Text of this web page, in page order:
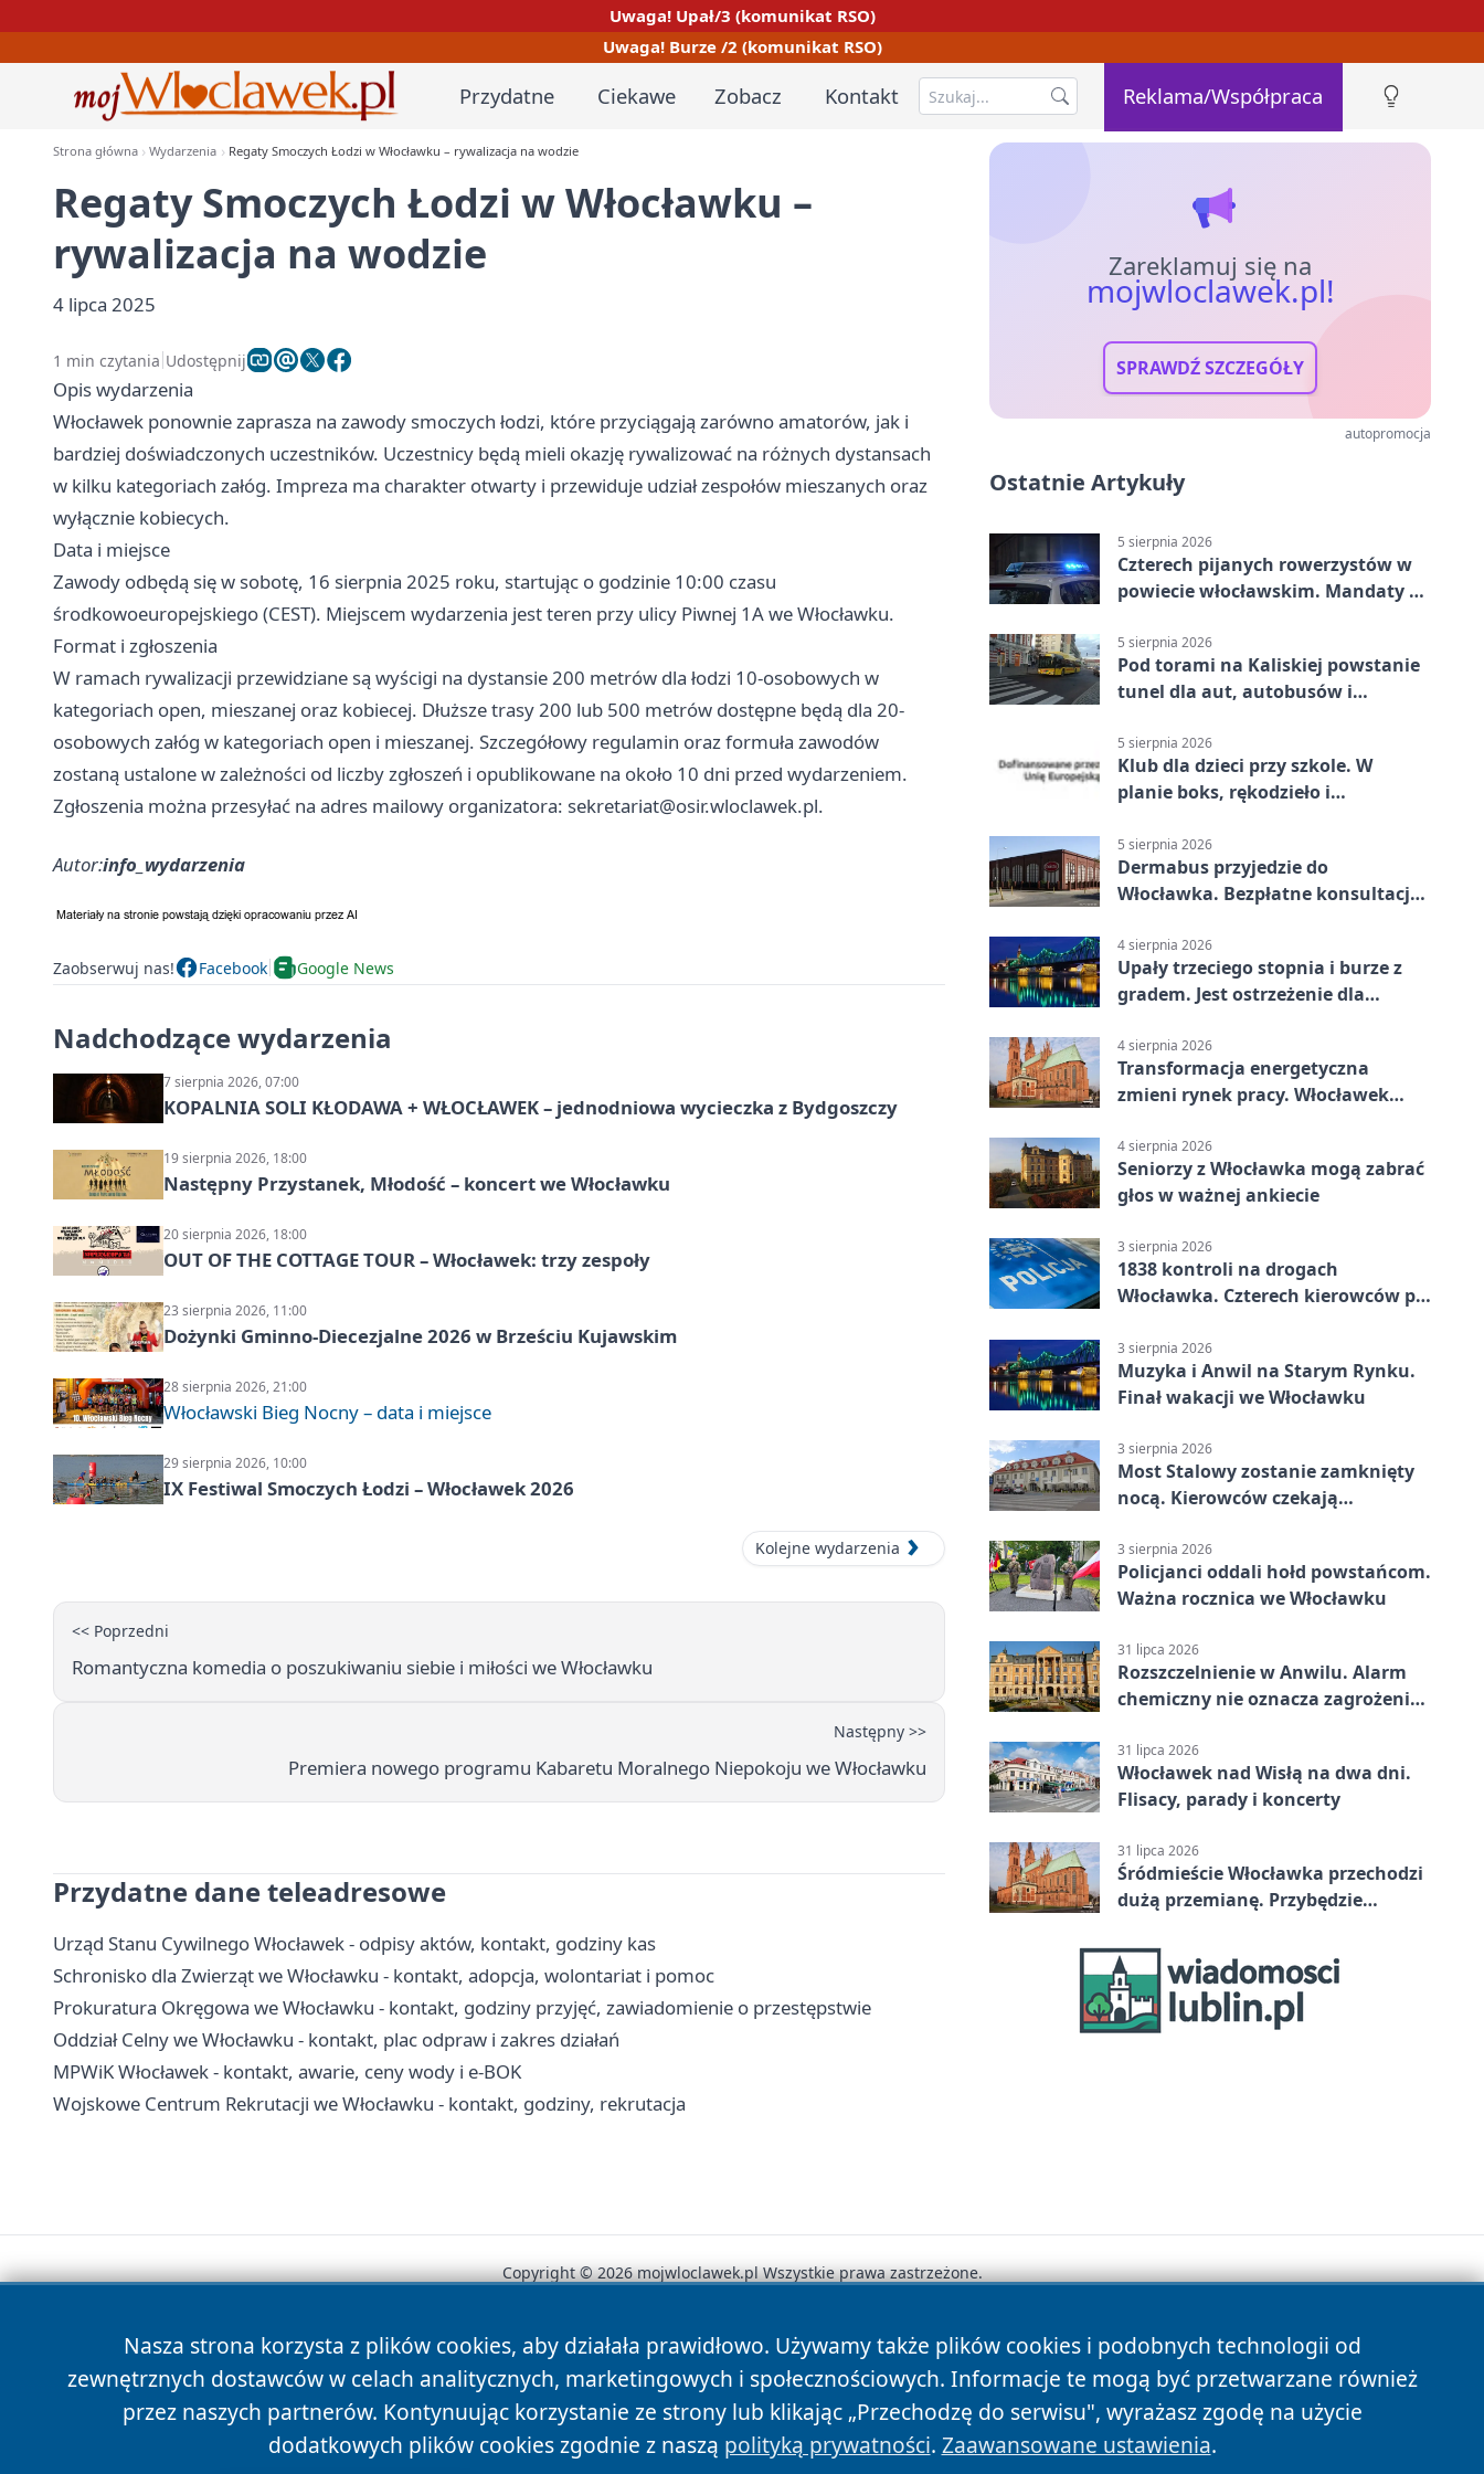
Uwaga! Upał/3 (komunikat RSO)
Uwaga! Burze /2 (komunikat RSO)
Przydatne Ciekawe Zobacz Kontakt Reklama/Współpraca
Strona główna Wydarzenia Regaty Smoczych Łodzi w Włocławku – rywalizacja na wodzie
Regaty Smoczych Łodzi w Włocławku –
rywalizacja na wodzie
4 lipca 2025
1 min czytania Udostępnij
Opis wydarzenia
Włocławek ponownie zaprasza na zawody smoczych łodzi, które przyciągają zarówno amatorów, jak i
bardziej doświadczonych uczestników. Uczestnicy będą mieli okazję rywalizować na różnych dystansach
w kilku kategoriach załóg. Impreza ma charakter otwarty i przewiduje udział zespołów mieszanych oraz
wyłącznie kobiecych.
Data i miejsce
Zawody odbędą się w sobotę, 16 sierpnia 2025 roku, startując o godzinie 10:00 czasu
środkowoeuropejskiego (CEST). Miejscem wydarzenia jest teren przy ulicy Piwnej 1A we Włocławku.
Format i zgłoszenia
W ramach rywalizacji przewidziane są wyścigi na dystansie 200 metrów dla łodzi 10-osobowych w
kategoriach open, mieszanej oraz kobiecej. Dłuższe trasy 200 lub 500 metrów dostępne będą dla 20-
osobowych załóg w kategoriach open i mieszanej. Szczegółowy regulamin oraz formuła zawodów
zostaną ustalone w zależności od liczby zgłoszeń i opublikowane na około 10 dni przed wydarzeniem.
Zgłoszenia można przesyłać na adres mailowy organizatora: sekretariat@osir.wloclawek.pl.
Autor:info_wydarzenia
Zaobserwuj nas! Facebook Google News
Nadchodzące wydarzenia
7 sierpnia 2026, 07:00
KOPALNIA SOLI KŁODAWA + WŁOCŁAWEK – jednodniowa wycieczka z Bydgoszczy
19 sierpnia 2026, 18:00
Następny Przystanek, Młodość – koncert we Włocławku
20 sierpnia 2026, 18:00
OUT OF THE COTTAGE TOUR – Włocławek: trzy zespoły
23 sierpnia 2026, 11:00
Dożynki Gminno-Diecezjalne 2026 w Brześciu Kujawskim
28 sierpnia 2026, 21:00
Włocławski Bieg Nocny – data i miejsce
29 sierpnia 2026, 10:00
IX Festiwal Smoczych Łodzi – Włocławek 2026
Kolejne wydarzenia
<< Poprzedni
Romantyczna komedia o poszukiwaniu siebie i miłości we Włocławku
Następny >>
Premiera nowego programu Kabaretu Moralnego Niepokoju we Włocławku
Przydatne dane teleadresowe
Urząd Stanu Cywilnego Włocławek - odpisy aktów, kontakt, godziny kas
Schronisko dla Zwierząt we Włocławku - kontakt, adopcja, wolontariat i pomoc
Prokuratura Okręgowa we Włocławku - kontakt, godziny przyjęć, zawiadomienie o przestępstwie
Oddział Celny we Włocławku - kontakt, plac odpraw i zakres działań
MPWiK Włocławek - kontakt, awarie, ceny wody i e-BOK
Wojskowe Centrum Rekrutacji we Włocławku - kontakt, godziny, rekrutacja
Zareklamuj się na
mojwloclawek.pl!
SPRAWDŹ SZCZEGÓŁY
autopromocja
Ostatnie Artykuły
5 sierpnia 2026
Czterech pijanych rowerzystów w
powiecie włocławskim. Mandaty po
5 sierpnia 2026
Pod torami na Kaliskiej powstanie
tunel dla aut, autobusów i
5 sierpnia 2026
Klub dla dzieci przy szkole. W
planie boks, rękodzieło i
5 sierpnia 2026
Dermabus przyjedzie do
Włocławka. Bezpłatne konsultacje
4 sierpnia 2026
Upały trzeciego stopnia i burze z
gradem. Jest ostrzeżenie dla
4 sierpnia 2026
Transformacja energetyczna
zmieni rynek pracy. Włocławek
4 sierpnia 2026
Seniorzy z Włocławka mogą zabrać
głos w ważnej ankiecie
3 sierpnia 2026
1838 kontroli na drogach
Włocławka. Czterech kierowców po
3 sierpnia 2026
Muzyka i Anwil na Starym Rynku.
Finał wakacji we Włocławku
3 sierpnia 2026
Most Stalowy zostanie zamknięty
nocą. Kierowców czekają
3 sierpnia 2026
Policjanci oddali hołd powstańcom.
Ważna rocznica we Włocławku
31 lipca 2026
Rozszczelnienie w Anwilu. Alarm
chemiczny nie oznacza zagrożenia
31 lipca 2026
Włocławek nad Wisłą na dwa dni.
Flisacy, parady i koncerty
31 lipca 2026
Śródmieście Włocławka przechodzi
dużą przemianę. Przybędzie
Nasza strona korzysta z plików cookies, aby działała prawidłowo. Używamy także plików cookies i podobnych technologii od
zewnętrznych dostawców w celach analitycznych, marketingowych i społecznościowych. Informacje te mogą być przetwarzane również
przez naszych partnerów. Kontynuując korzystanie ze strony lub klikając „Przechodzę do serwisu", wyrażasz zgodę na użycie
dodatkowych plików cookies zgodnie z naszą polityką prywatności. Zaawansowane ustawienia.
Copyright © 2026 mojwloclawek.pl Wszystkie prawa zastrzeżone.
News Autorzy Polityka Prywatności Polityka Cookies